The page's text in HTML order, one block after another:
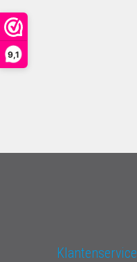
9,1
Klantenservice